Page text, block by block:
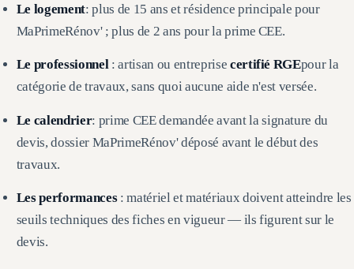
Le logement: plus de 15 ans et résidence principale pour
MaPrimeRénov' ; plus de 2 ans pour la prime CEE.
Le professionnel: artisan ou entreprise certifié RGEpour la
catégorie de travaux, sans quoi aucune aide n'est versée.
Le calendrier: prime CEE demandée avant la signature du
devis, dossier MaPrimeRénov' déposé avant le début des
travaux.
Les performances: matériel et matériaux doivent atteindre les
seuils techniques des fiches en vigueur — ils figurent sur le
devis.